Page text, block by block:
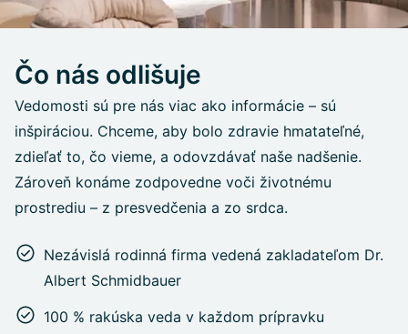
Čo nás odlišuje
Vedomosti sú pre nás viac ako informácie – sú
inšpiráciou. Chceme, aby bolo zdravie hmatateľné,
zdieľať to, čo vieme, a odovzdávať naše nadšenie.
Zároveň konáme zodpovedne voči životnému
prostrediu – z presvedčenia a zo srdca.
Nezávislá rodinná firma vedená zakladateľom Dr.
Albert Schmidbauer
100 % rakúska veda v každom prípravku